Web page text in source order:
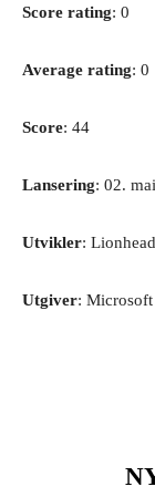
Score rating: 0
Average rating: 0
Score: 44
Lansering: 02.
Utvikler:
Utgiver: Microsoft